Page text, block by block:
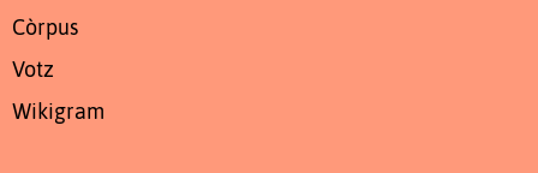
Còrpus
Votz
Wikigram